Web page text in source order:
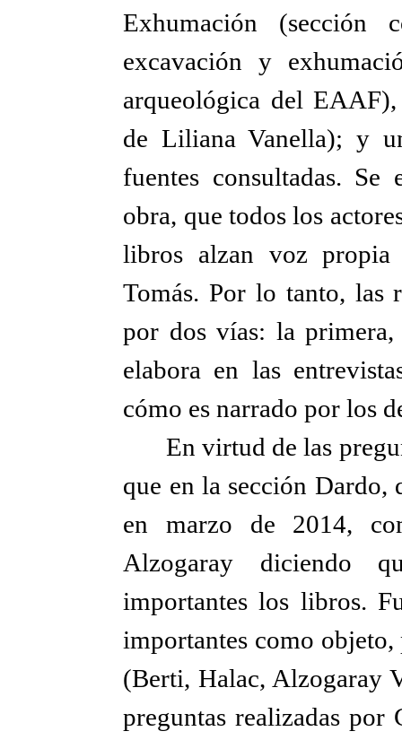
Exhumación
excavación y
arqueológica del
de Liliana Vanella); y
fuentes consultadas.
obra, que todos los
libros alzan voz
Tomás. Por lo tanto, las
por dos vías: la
elabora en las
cómo es narrado por los
En virtud de las
que en la sección Dardo,
en marzo de 2014,
Alzogaray diciendo
importantes los libros.
importantes como
(Berti, Halac, Alzogaray
preguntas realizadas por